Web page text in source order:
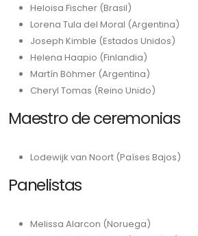
Heloisa Fischer (Brasil)
Lorena Tula del Moral (Argentina)
Joseph Kimble (Estados Unidos)
Helena Haapio (Finlandia)
Martín Böhmer (Argentina)
Cheryl Tomas (Reino Unido)
Maestro de ceremonias
Lodewijk van Noort (Países Bajos)
Panelistas
Melissa Alarcon (Noruega)